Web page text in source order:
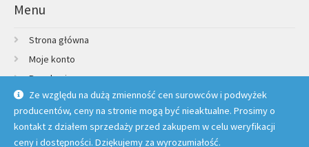
Ze względu na dużą zmienność cen surowców i podwyżek
producentów, ceny na stronie mogą być nieaktualne. Prosimy o
kontakt z działem sprzedaży przed zakupem w celu weryfikacji
ceny i dostępności. Dziękujemy za wyrozumiałość.
Menu
Strona główna
Moje konto
Regulamin
Polityka prywatności
Credit Agricole Raty
Kontakt